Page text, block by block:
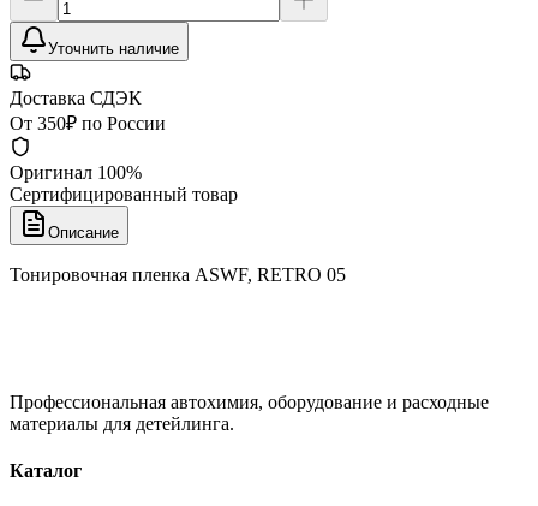
Уточнить наличие
Доставка СДЭК
От 350₽ по России
Оригинал 100%
Сертифицированный товар
Описание
Тонировочная пленка ASWF, RETRO 05
Профессиональная автохимия, оборудование и расходные
материалы для детейлинга.
Каталог